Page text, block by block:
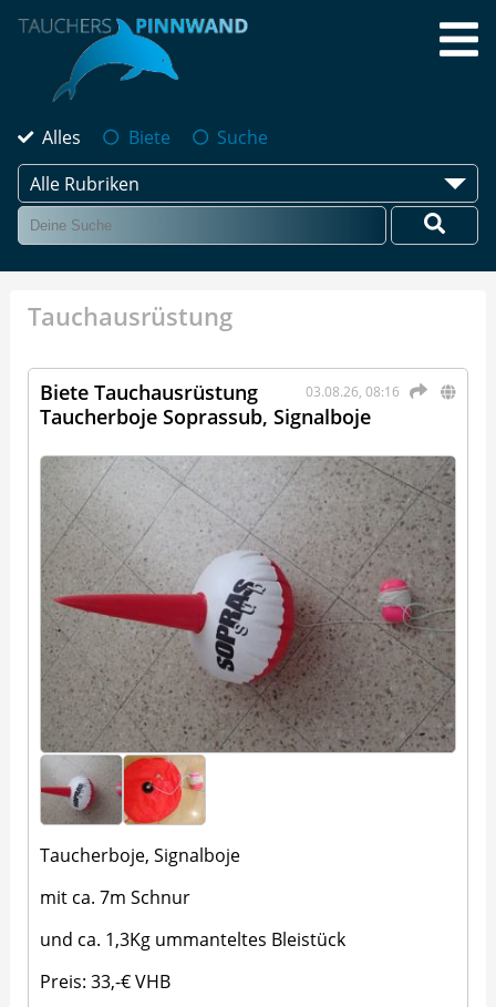
Alles Biete
Suche
Alle Rubriken
Tauchausrüstung
03.08.26, 08:16
Biete Tauchausrüstung
Taucherboje Soprassub, Signalboje
Taucherboje, Signalboje
mit ca. 7m Schnur
und ca. 1,3Kg ummanteltes Bleistück
Preis: 33,-€ VHB